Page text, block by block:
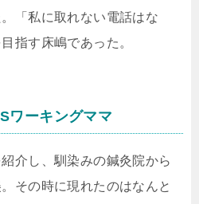
「私に取れない電話はな
指す床嶋であった。
ワーキングママ
介し、馴染みの鍼灸院から
その時に現れたのはなんと